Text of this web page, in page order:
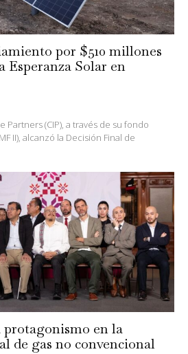
por $510 millones
Esperanza Solar en
(CIP), a través de su fondo
II), alcanzó la Decisión Final de
en la
de gas no convencional